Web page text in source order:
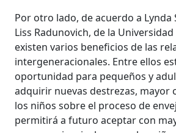
Por otro lado, de acuerdo a Lynda
Liss Radunovich, de la
existen varios beneficios de las
intergeneracionales. Entre ellos
oportunidad para pequeños y
adquirir nuevas destrezas, mayor
los niños sobre el proceso de
permitirá a futuro aceptar con